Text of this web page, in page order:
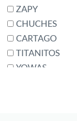
22/23
23
24
24/25
24M
ZAPY
CHUCHES
CARTAGO
TITANITOS
YOWAS